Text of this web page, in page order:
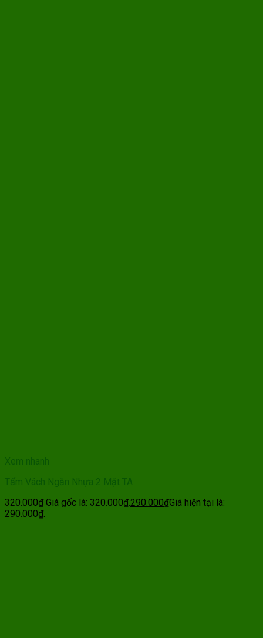
Xem nhanh
Tấm Vách Ngăn Nhựa 2 Mặt TA
320.000₫ Giá gốc là: 320.000₫.290.000₫Giá hiện tại là:
290.000₫.